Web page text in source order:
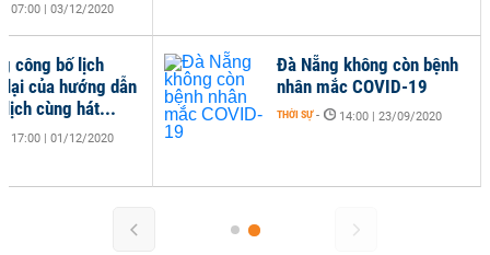
07:00 | 03/12/2020
công bố lịch
của hướng dẫn
lịch cùng hát...
17:00 | 01/12/2020
Đà Nẵng không còn bệnh
nhân mắc COVID-19
THỜI SỰ - 14:00 | 23/09/2020